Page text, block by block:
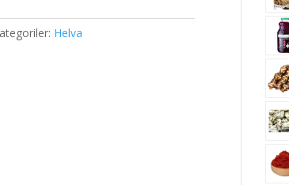
Helva